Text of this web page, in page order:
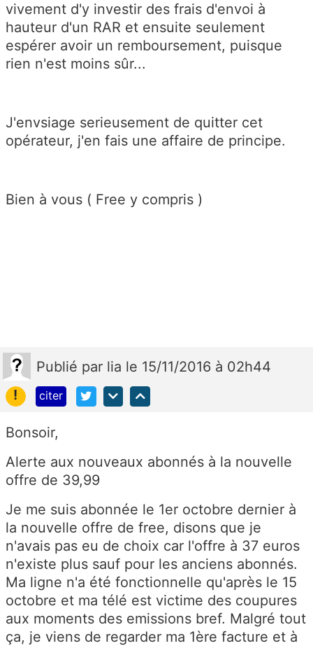
vivement d'y investir des frais d'envoi à
hauteur d'un RAR et ensuite seulement
espérer avoir un remboursement, puisque
rien n'est moins sûr...
J'envsiage serieusement de quitter cet
opérateur, j'en fais une affaire de principe.
Bien à vous ( Free y compris )
Publié par lia le 15/11/2016 à 02h44
!
citer
Bonsoir,
Alerte aux nouveaux abonnés à la nouvelle
offre de 39,99
Je me suis abonnée le 1er octobre dernier à
la nouvelle offre de free, disons que je
n'avais pas eu de choix car l'offre à 37 euros
n'existe plus sauf pour les anciens abonnés.
Ma ligne n'a été fonctionnelle qu'après le 15
octobre et ma télé est victime des coupures
aux moments des emissions bref. Malgré tout
ça, je viens de regarder ma 1ère facture et à